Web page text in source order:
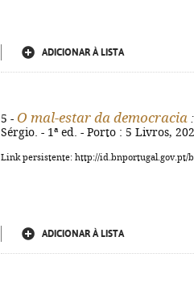
ADICIONAR À LISTA
5 - O mal-estar da democracia
Sérgio. - 1ª ed. - Porto : 5 Livros,
Link persistente: http://id.bnportugal.gov.pt/
ADICIONAR À LISTA